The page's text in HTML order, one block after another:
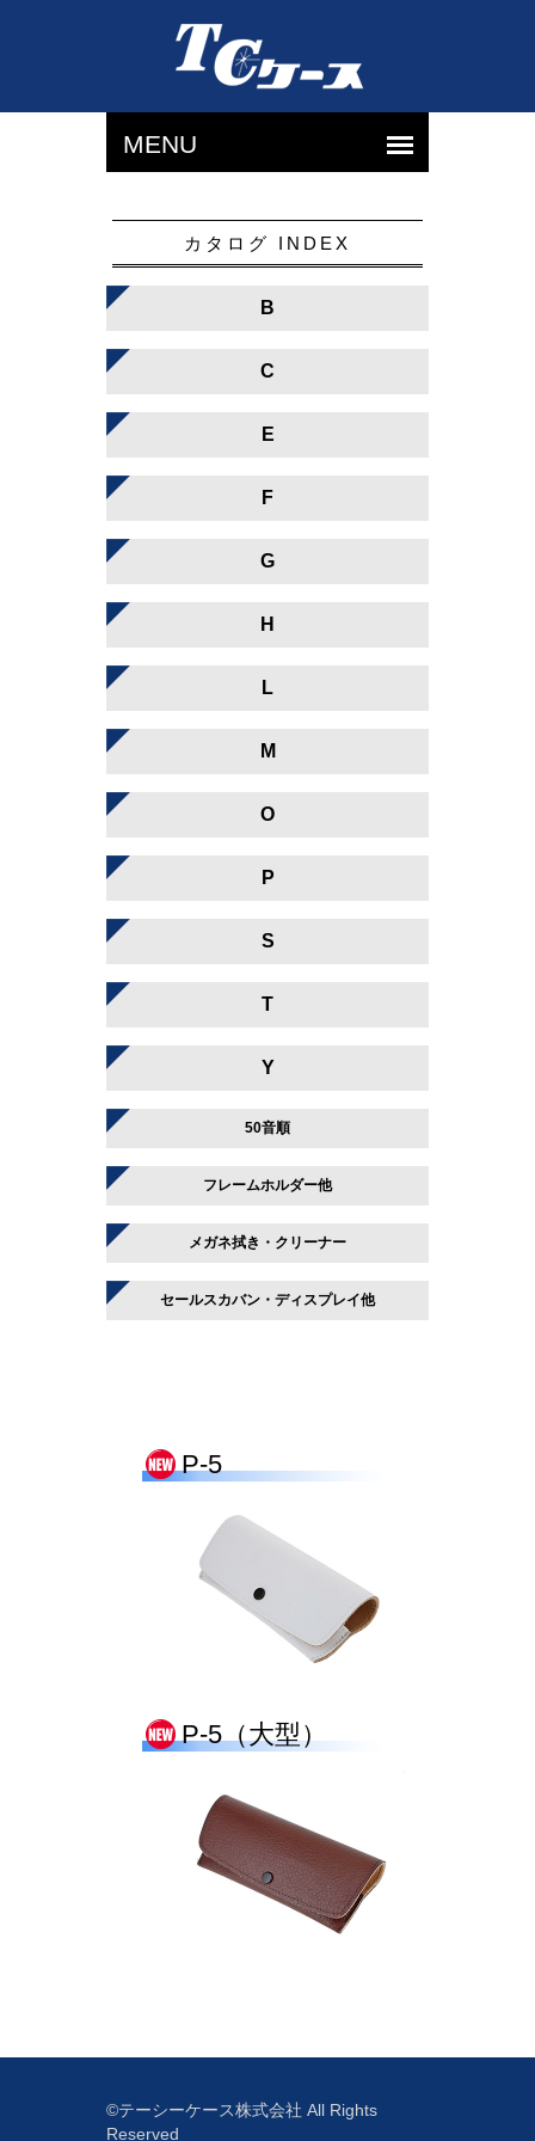
カタログ INDEX
B
C
E
F
G
H
L
M
O
P
S
T
Y
50音順
フレームホルダー他
メガネ拭き・クリーナー
セールスカバン・ディスプレイ他
P-5
P-5（大型）
©テーシーケース株式会社 All Rights
Reserved